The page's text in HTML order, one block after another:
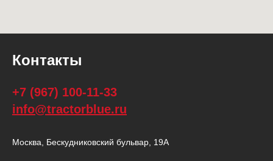
Контакты
+7 (967) 100-11-33
info@tractorblue.ru
Москва, Бескудниковский бульвар, 19А